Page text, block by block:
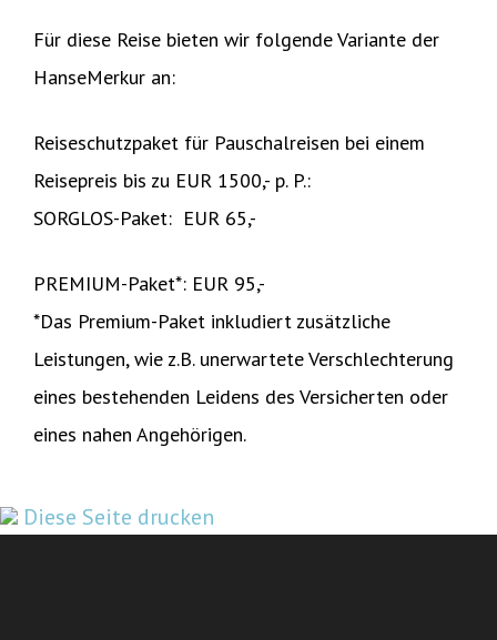
Für diese Reise bieten wir folgende Variante der
HanseMerkur an:
Reiseschutzpaket für Pauschalreisen bei einem
Reisepreis bis zu EUR 1500,- p. P.:
SORGLOS-Paket: EUR 65,-
PREMIUM-Paket*: EUR 95,-
*Das Premium-Paket inkludiert zusätzliche
Leistungen, wie z.B. unerwartete Verschlechterung
eines bestehenden Leidens des Versicherten oder
eines nahen Angehörigen.
Diese Seite drucken